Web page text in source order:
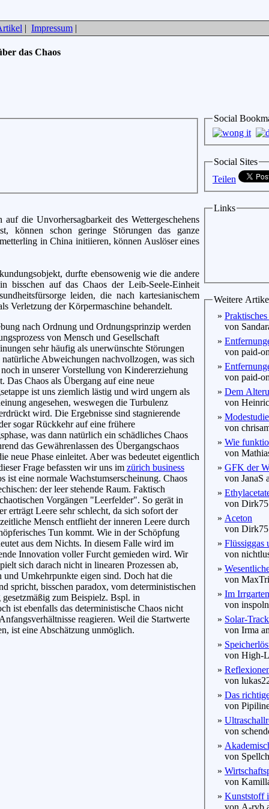
| Impressum |
das Chaos
die Unvorhersagbarkeit des Wettergeschehens
können schon geringe Störungen das ganze
in China initiieren, können Auslöser eines
durfte ebensowenig wie die andere
bisschen auf das Chaos der Leib-Seele-Einheit
leiden, die nach kartesianischem
Verletzung der Körpermaschine behandelt.
nach Ordnung und Ordnungsprinzip werden
von Mensch und Gesellschaft
sehr häufig als unerwünschte Störungen
Abweichungen nachvollzogen, was sich
in unserer Vorstellung von Kindererziehung
Das Chaos als Übergang auf eine neue
ist uns ziemlich lästig und wird ungern als
angesehen, weswegen die Turbulenz
wird. Die Ergebnisse sind stagnierende
sogar Rückkehr auf eine frühere
was dann natürlich ein schädliches Chaos
das Gewährenlassen des Übergangschaos
neue Phase einleitet. Aber was bedeutet eigentlich
Frage befassten wir uns im zürich business
ist eine normale Wachstumserscheinung. Chaos
der leer stehende Raum. Faktisch
Vorgängen "Leerfelder". So gerät in
erträgt Leere sehr schlecht, da sich sofort der
Mensch entflieht der inneren Leere durch
Tun kommt. Wie in der Schöpfung
aus dem Nichts. In diesem Falle wird im
Innovation voller Furcht gemieden wird. Wir
sich darach nicht in linearen Prozessen ab,
Umkehrpunkte eigen sind. Doch hat die
spricht, bisschen paradox, vom deterministischen
zum Beispielz. Bspl. in
ist ebenfalls das deterministische Chaos nicht
reagieren. Weil die Startwerte
ist eine Abschätzung unmöglich.
Social
Social Sites
Teilen
Links
Weitere
»
von
»
von paid-
»
von paid-
» Dem
von
»
von
» Wie
von
» GFK der
von JanaS
»
von Dirk75
» Aceton
von Dirk75
» Flüssiggas
von
»
von
» Im
von
» Solar-
von Irma
»
von High-
»
von
» Das
von
»
von
»
von
»
von
» Kunststoff